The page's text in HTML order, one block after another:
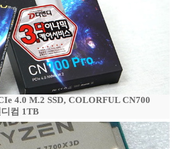
4.0 M.2 SSD, COLORFUL CN700
컴 1TB